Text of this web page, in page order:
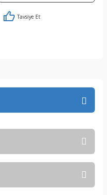
Tavsiye Et